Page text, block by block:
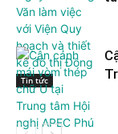
Tin tức